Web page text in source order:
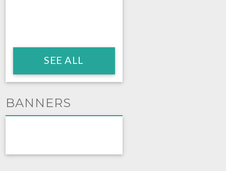
SEE ALL
BANNERS